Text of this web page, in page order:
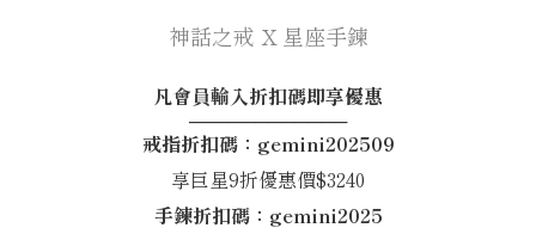
神話之戒 X 星座手鍊
凡會員輸入折扣碼即享優惠
────────────
戒指折扣碼：gemini202509
享巨星9折優惠價$3240
手鍊折扣碼：gemini2025